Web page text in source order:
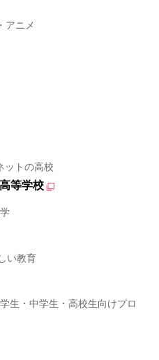
アニメ
ットの高校
等学校
い教育
生・中学生・高校生向けプロ